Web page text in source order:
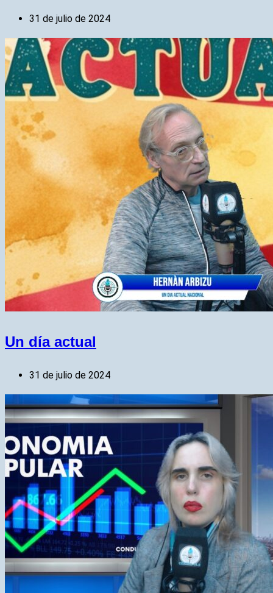
31 de julio de 2024
Un día actual
31 de julio de 2024